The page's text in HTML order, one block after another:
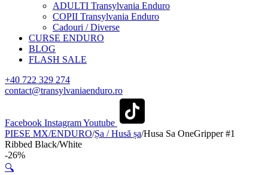
ADULTI Transylvania Enduro
COPII Transylvania Enduro
Cadouri / Diverse
CURSE ENDURO
BLOG
FLASH SALE
+40 722 329 274
contact@transylvaniaenduro.ro
Facebook InstagramYoutube
PIESE MX/ENDURO/Șa / Husă șa/Husa Sa OneGripper #1
Ribbed Black/White
-26%
🔍